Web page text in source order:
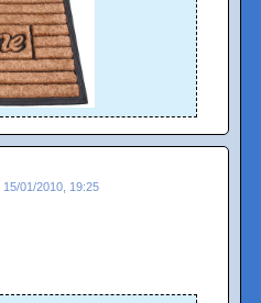
15/01/2010, 19:25